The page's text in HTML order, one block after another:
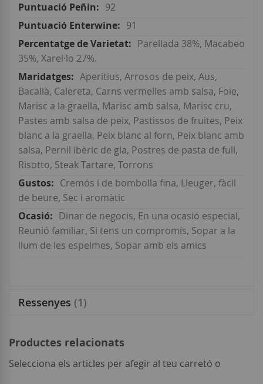
92
91
Parellada 38%, Macabeo
35%, Xarel·lo 27%.
Aperitius, Arrosos de peix, Aus,
Bacallà, Calereta, Carns vermelles amb salsa, Foie,
Marisc a la graella, Marisc amb salsa, Marisc cru,
Pastes amb salsa de peix, Pastissos de fruites, Peix
blanc a la graella, Peix blanc al forn, Peix blanc amb
salsa, Pernil ibèric de gla, Postres de pasta de full,
Risotto, Steak Tartare, Torrons
Cremós i de bombolla fina, Lleuger, fàcil
de beure, Sec i aromàtic
Dinar de negocis, En una ocasió especial,
Reunió familiar, Si tens un compromís, Sopar a la
llum de les espelmes, Sopar amb els amics
Ressenyes 1
Productes relacionats
Selecciona els articles per afegir al teu carretó o